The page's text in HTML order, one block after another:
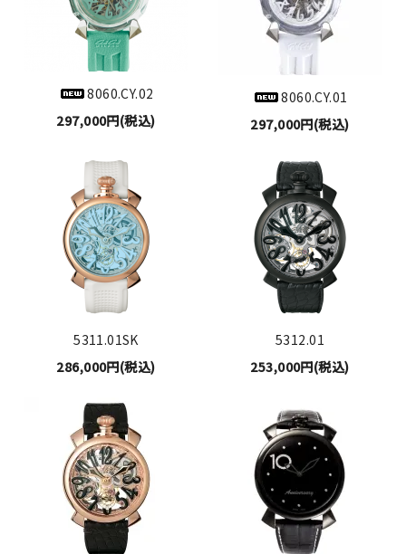
8060.CY.02
297,000円(税込)
8060.CY.01
297,000円(税込)
5311.01SK
286,000円(税込)
5312.01
253,000円(税込)